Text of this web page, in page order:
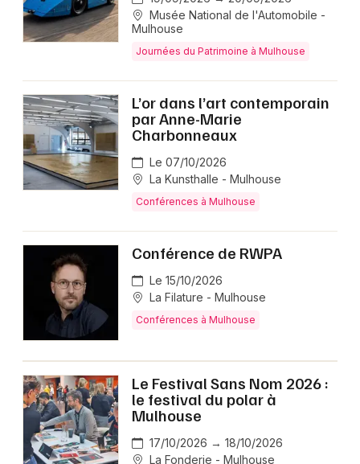
Musée National de l'Automobile -
Mulhouse
Journées du Patrimoine à Mulhouse
L’or dans l’art contemporain
par Anne-Marie
Charbonneaux
Le 07/10/2026
La Kunsthalle - Mulhouse
Conférences à Mulhouse
Conférence de RWPA
Le 15/10/2026
La Filature - Mulhouse
Conférences à Mulhouse
Le Festival Sans Nom 2026 :
le festival du polar à
Mulhouse
17/10/2026 → 18/10/2026
La Fonderie - Mulhouse